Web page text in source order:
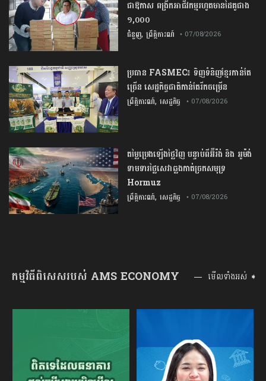
ជាឱកាស ពង្រីកអាជីវកម្មរហូតមានដៃគូជាង
១,០០០
ជំនួញ,ព្រឹត្តិការណ៍ • 07/08/2026
ប្រធាន​​ ​FASMEC​៖​ ​ទិញ​ទំនិញ​ខ្មែរ​កាន់តែ​
ច្រើន​ ​សេដ្ឋកិច្ច​ជាតិ​កាន់តែ​រីកចម្រើន​
ព្រឹត្តិការណ៍, សេដ្ឋកិច្ច • 07/08/2026
តម្លៃប្រេងឡើងថ្លៃវិញ បន្ទាប់ពីអ៊ីរ៉ង់ និង អូម៉ង់
ទាមទារថ្លៃសេវាឆ្លងកាត់ច្រកសមុទ្រ
Hormuz
ព្រឹត្តិការណ៍, សេដ្ឋកិច្ច • 07/08/2026
កម្មវិធីពិសេសរបស់ AMS ECONOMY មើលទាំងអស់ ➧